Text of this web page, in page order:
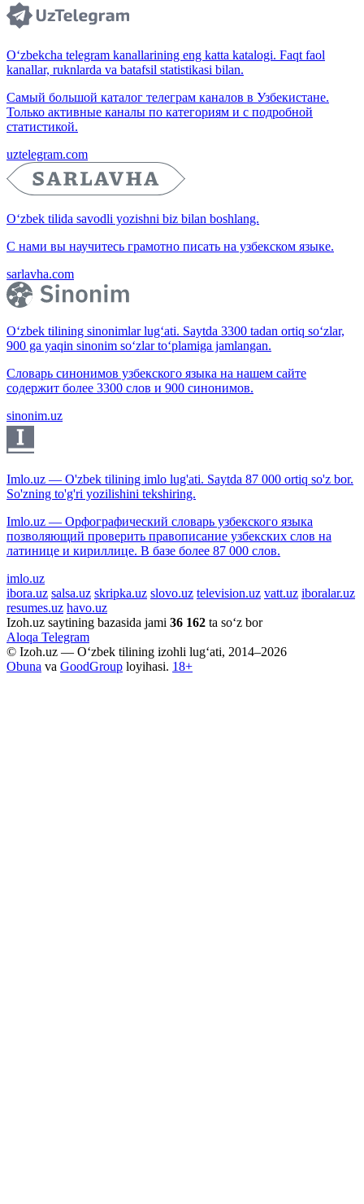
O‘zbekcha telegram kanallarining eng katta katalogi. Faqt faol
kanallar, ruknlarda va batafsil statistikasi bilan.
Самый большой каталог телеграм каналов в Узбекистане.
Только активные каналы по категориям и с подробной
статистикой.
uztelegram.com
O‘zbek tilida savodli yozishni biz bilan boshlang.
С нами вы научитесь грамотно писать на узбекском языке.
sarlavha.com
O‘zbek tilining sinonimlar lug‘ati. Saytda 3300 tadan ortiq so‘zlar,
900 ga yaqin sinonim so‘zlar to‘plamiga jamlangan.
Словарь синонимов узбекского языка на нашем сайте
содержит более 3300 слов и 900 синонимов.
sinonim.uz
Imlo.uz — O'zbek tilining imlo lug'ati. Saytda 87 000 ortiq so'z bor.
So'zning to'g'ri yozilishini tekshiring.
Imlo.uz — Орфографический словарь узбекского языка
позволяющий проверить правописание узбекских слов на
латинице и кириллице. В базе более 87 000 слов.
imlo.uz
ibora.uz salsa.uz skripka.uz slovo.uz television.uz vatt.uz iboralar.uz
resumes.uz havo.uz
Izoh.uz saytining bazasida jami 36 162 ta so‘z bor
Aloqa Telegram
© Izoh.uz — O‘zbek tilining izohli lug‘ati, 2014–2026
Obuna va GoodGroup loyihasi. 18+